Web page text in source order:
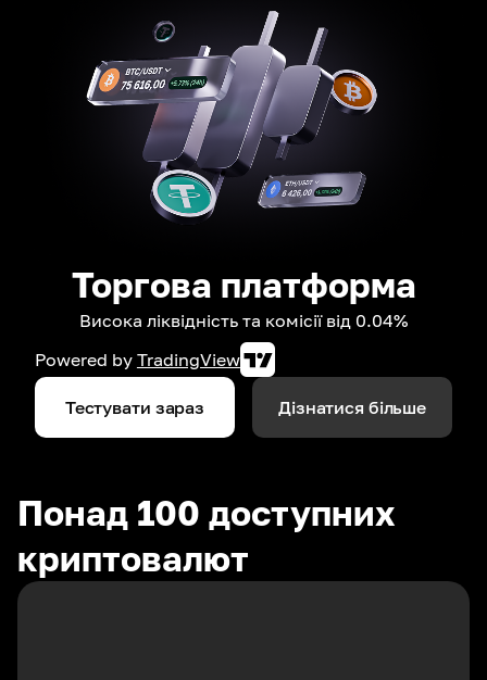
Торгова платформа
Висока ліквідність та комісії від 0.04%
Powered by TradingView
Тестувати зараз Дізнатися більше
Понад 100 доступних
криптовалют